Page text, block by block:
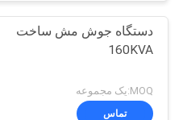
دستگاه جوش مش ساخت
160KVA
MOQ:یک مجموعه
تماس